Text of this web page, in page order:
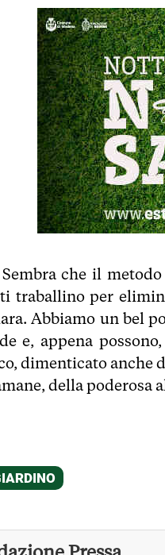
che il
traballino per
Abbiamo un bel
e, appena
dimenticato anche
della poderosa